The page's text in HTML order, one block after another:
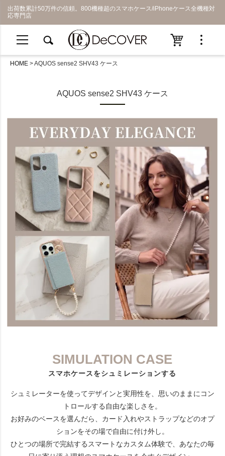
出荷数累計50万件の信頼。800機種超のスマホケース/iPhoneケース全機種対
応専門店
HOME AQUOS sense2 SHV43 ケース
AQUOS sense2 SHV43 ケース